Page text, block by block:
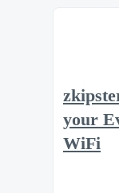
your
WiFi